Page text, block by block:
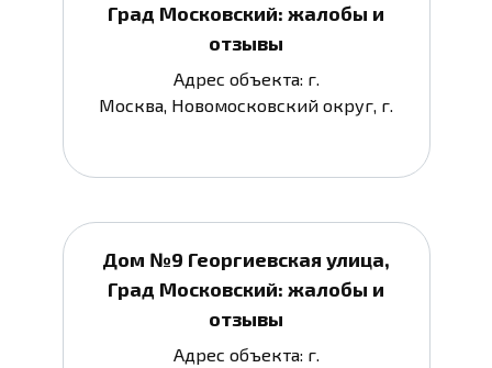
Град Московский: жалобы и
отзывы
Адрес объекта: г.
Москва, Новомосковский округ, г.
Дом №9 Георгиевская улица,
Град Московский: жалобы и
отзывы
Адрес объекта: г.